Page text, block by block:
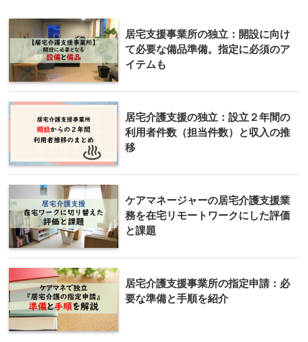
居宅支援事業所の独立：開設に向け
て必要な備品準備。指定に必須のア
イテムも
居宅介護支援の独立：設立２年間の
利用者件数（担当件数）と収入の推
移
ケアマネージャーの居宅介護支援業
務を在宅リモートワークにした評価
と課題
居宅介護支援事業所の指定申請：必
要な準備と手順を紹介